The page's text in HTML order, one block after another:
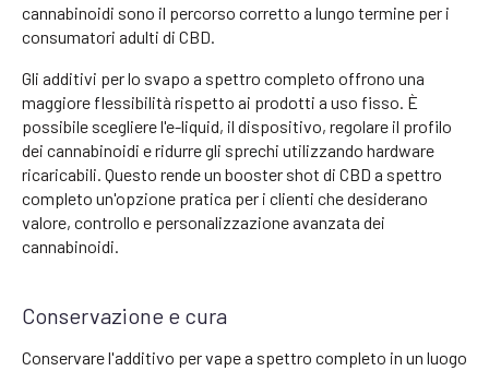
cannabinoidi sono il percorso corretto a lungo termine per i
consumatori adulti di CBD.
Gli additivi per lo svapo a spettro completo offrono una
maggiore flessibilità rispetto ai prodotti a uso fisso. È
possibile scegliere l'e-liquid, il dispositivo, regolare il profilo
dei cannabinoidi e ridurre gli sprechi utilizzando hardware
ricaricabili. Questo rende un booster shot di CBD a spettro
completo un'opzione pratica per i clienti che desiderano
valore, controllo e personalizzazione avanzata dei
cannabinoidi.
Conservazione e cura
Conservare l'additivo per vape a spettro completo in un luogo